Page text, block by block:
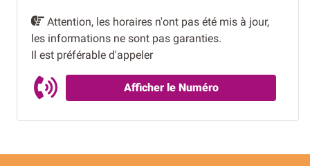
Attention, les horaires n'ont pas été mis à jour,
les informations ne sont pas garanties.
Il est préférable d'appeler
Afficher le Numéro